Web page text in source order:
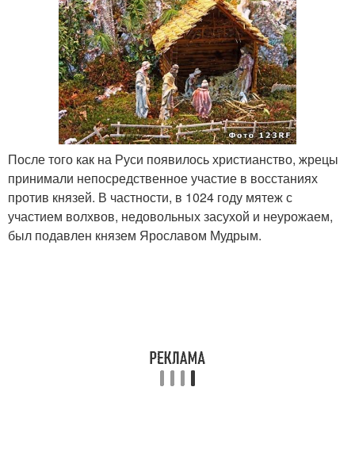
После того как на Руси появилось христианство, жрецы
принимали непосредственное участие в восстаниях
против князей. В частности, в 1024 году мятеж с
участием волхвов, недовольных засухой и неурожаем,
был подавлен князем Ярославом Мудрым.